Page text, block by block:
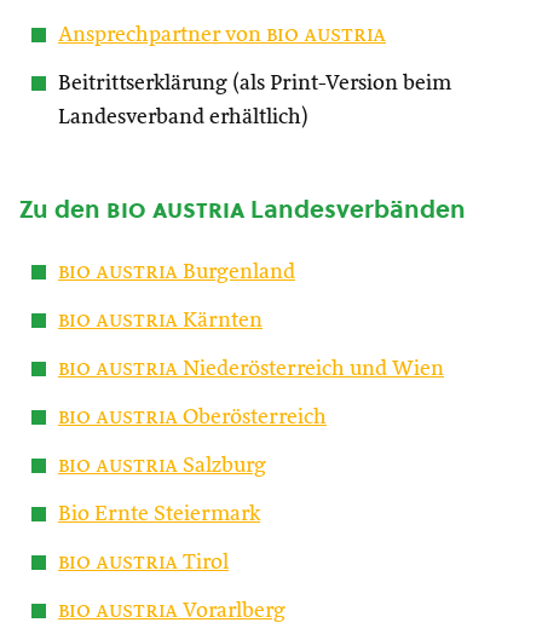
Ansprechpartner von bio austria
Beitrittserklärung (als Print-Version beim
Landesverband erhältlich)
Zu den bio austria Landesverbänden
bio austria Burgenland
bio austria Kärnten
bio austria Niederösterreich und Wien
bio austria Oberösterreich
bio austria Salzburg
Bio Ernte Steiermark
bio austria Tirol
bio austria Vorarlberg